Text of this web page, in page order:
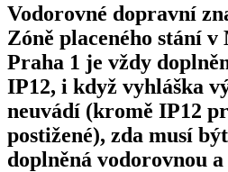
Vodorovné dopravní
Zóně placeného stání v
Praha 1 je vždy
IP12, i když vyhláška
neuvádí (kromě IP12
postižené), zda musí
doplněná vodorovnou